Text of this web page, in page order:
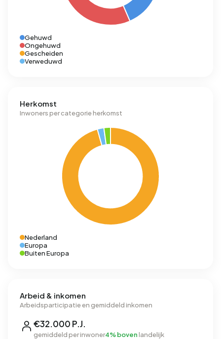
Gehuwd
Ongehuwd
Gescheiden
Verweduwd
Herkomst
Inwoners per categorie herkomst
Nederland
Europa
Buiten Europa
Arbeid & inkomen
Arbeidsparticipatie en gemiddeld inkomen
€32.000 P.J.
gemiddeld per inwoner4% bovenlandelijk